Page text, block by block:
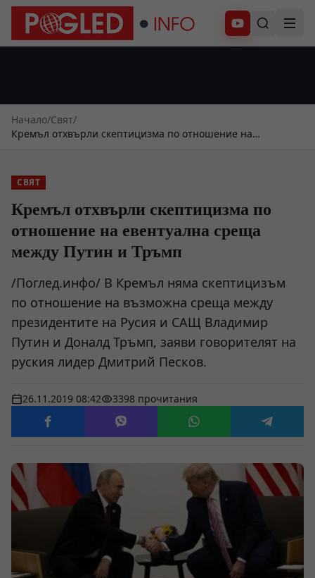
Абонирай се
Начало/Свят/
Кремъл отхвърли скептицизма по отношение на
СВЯТ
Кремъл отхвърли скептицизма по
отношение на евентуална среща
между Путин и Тръмп
/Поглед.инфо/ В Кремъл няма скептицизъм
по отношение на възможна среща между
президентите на Русия и САЩ Владимир
Путин и Доналд Тръмп, заяви говорителят на
руския лидер Дмитрий Песков.
26.11.2019 08:42 3398 прочитания